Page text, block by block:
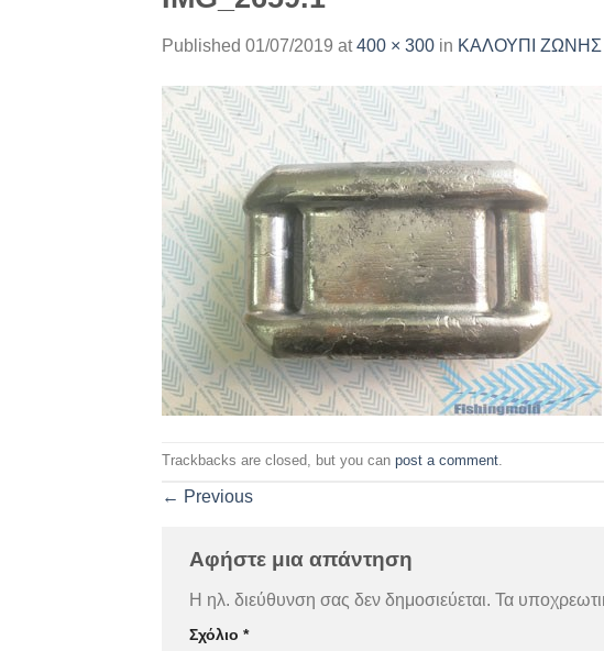
Published 01/07/2019 at400 × 300 in ΚΑΛΟΥΠΙ ΖΩΝΗΣ
Trackbacks are closed, but you can post a comment
← Previous
Αφήστε μια απάντηση
Η ηλ. διεύθυνση σας δεν δημοσιεύεται. Τα
Σχόλιο *